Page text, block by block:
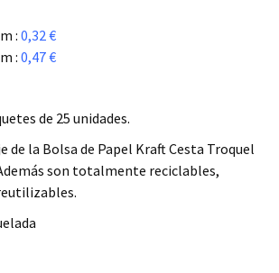
: 0,32 €
: 0,47 €
de 25 unidades.
de la Bolsa de Papel Kraft Cesta Troquel
son totalmente reciclables,